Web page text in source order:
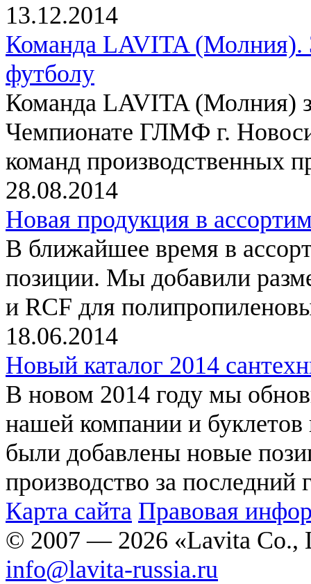
13.12.2014
Команда LAVITA (Молния).
футболу
Команда LAVITA (Молния)
Чемпионате ГЛМФ г.
команд производственных
28.08.2014
Новая продукция в
В ближайшее время в
позиции. Мы добавили
и RCF для
18.06.2014
Новый каталог 2014
В новом 2014 году мы
нашей компании и
были добавлены новые
производство за последний
Карта сайта Правовая
© 2007 — 2026 «Lavita Co.,
info@lavita-russia.ru